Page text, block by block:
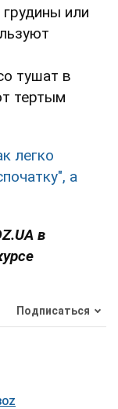
или
тушат в
тертым
легко
а
в
Подписаться